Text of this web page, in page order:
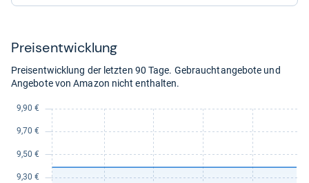
Preis­ent­wick­lung
Preisentwicklung der letzten 90 Tage. Gebrauchtangebote und
Angebote von Amazon nicht enthalten.